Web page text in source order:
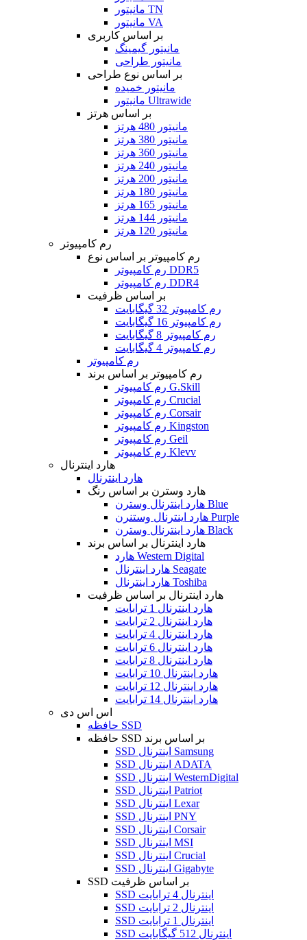
مانیتور TN
مانیتور VA
بر اساس کاربری
مانیتور گیمینگ
مانیتور طراحی
بر اساس نوع طراحی
مانیتور خمیده
مانیتور Ultrawide
بر اساس هرتز
مانیتور 480 هرتز
مانیتور 380 هرتز
مانیتور 360 هرتز
مانیتور 240 هرتز
مانیتور 200 هرتز
مانیتور 180 هرتز
مانیتور 165 هرتز
مانیتور 144 هرتز
مانیتور 120 هرتز
رم کامپیوتر
رم کامپیوتر بر اساس نوع
رم کامپیوتر DDR5
رم کامپیوتر DDR4
بر اساس ظرفیت
رم کامپیوتر 32 گیگابایت
رم کامپیوتر 16 گیگابایت
رم کامپیوتر 8 گیگابایت
رم کامپیوتر 4 گیگابایت
رم کامپیوتر
رم کامپیوتر بر اساس برند
رم کامپیوتر G.Skill
رم کامپیوتر Crucial
رم کامپیوتر Corsair
رم کامپیوتر Kingston
رم کامپیوتر Geil
رم کامپیوتر Klevv
هارد اینترنال
هارد اینترنال
هارد وسترن بر اساس رنگ
هارد اینترنال وسترن Blue
هارد اینترنال وستنرن Purple
هارد اینترنال وسترن Black
هارد اینترنال بر اساس برند
هارد Western Digital
هارد اینترنال Seagate
هارد اینترنال Toshiba
هارد اینترنال بر اساس ظرفیت
هارد اینترنال 1 ترابایت
هارد اینترنال 2 ترابایت
هارد اینترنال 4 ترابایت
هارد اینترنال 6 ترابایت
هارد اینترنال 8 ترابایت
هارد اینترنال 10 ترابایت
هارد اینترنال 12 ترابایت
هارد اینترنال 14 ترابایت
اس اس دی
حافظه SSD
حافظه SSD بر اساس برند
SSD اینترنال Samsung
SSD اینترنال ADATA
SSD اینترنال WesternDigital
SSD اینترنال Patriot
SSD اینترنال Lexar
SSD اینترنال PNY
SSD اینترنال Corsair
SSD اینترنال MSI
SSD اینترنال Crucial
SSD اینترنال Gigabyte
SSD بر اساس ظرفیت
SSD اینترنال 4 ترابایت
SSD اینترنال 2 ترابایت
SSD اینترنال 1 ترابایت
SSD اینترنال 512 گیگابایت